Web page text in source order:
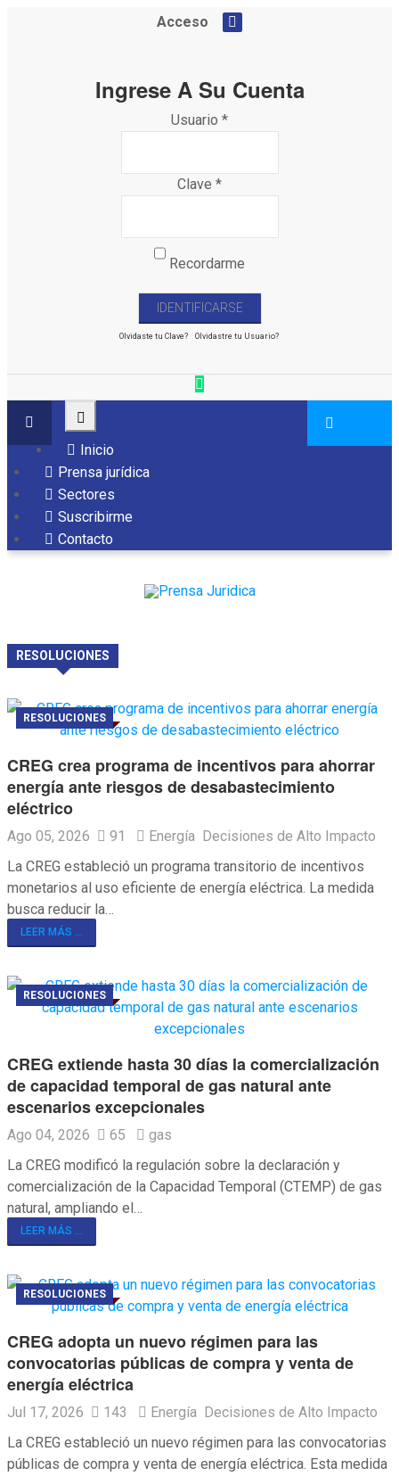
Acceso
Ingrese A Su Cuenta
Usuario *
Clave *
Recordarme
Olvidaste tu Clave? Olvidastre tu Usuario?
Inicio
Prensa jurídica
Sectores
Suscribirme
Contacto
RESOLUCIONES
RESOLUCIONES
CREG crea programa de incentivos para ahorrar
energía ante riesgos de desabastecimiento
eléctrico
Ago 05, 2026 91 Energía Decisiones de Alto Impacto
La CREG estableció un programa transitorio de incentivos
monetarios al uso eficiente de energía eléctrica. La medida
busca reducir la…
LEER MÁS ...
RESOLUCIONES
CREG extiende hasta 30 días la comercialización
de capacidad temporal de gas natural ante
escenarios excepcionales
Ago 04, 2026 65
gas
La CREG modificó la regulación sobre la declaración y
comercialización de la Capacidad Temporal (CTEMP) de gas
natural, ampliando el…
LEER MÁS ...
RESOLUCIONES
CREG adopta un nuevo régimen para las
convocatorias públicas de compra y venta de
energía eléctrica
Jul 17, 2026 143 Energía Decisiones de Alto Impacto
La CREG estableció un nuevo régimen para las convocatorias
públicas de compra y venta de energía eléctrica. Esta medida